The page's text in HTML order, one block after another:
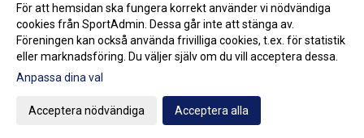
Träna och tävla med LCD säsongen 18/19 2018-03-25 17:21
LCD Honeybees tvåa på DM 2018-03-05 17:45
Gå till Webbversion
För att hemsidan ska fungera korrekt använder vi nödvändiga
cookies från SportAdmin. Dessa går inte att stänga av.
Föreningen kan också använda frivilliga cookies, t.ex. för statistik
eller marknadsföring. Du väljer själv om du vill acceptera dessa.
Anpassa dina val
Acceptera nödvändiga Acceptera alla